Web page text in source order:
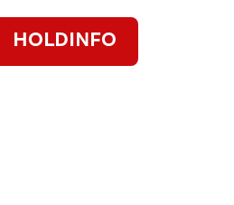
HOLDINFO